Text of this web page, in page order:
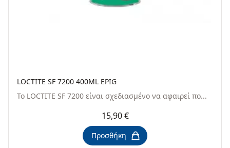
LOCTITE SF 7200 400ML EPIG
Το LOCTITE SF 7200 είναι σχεδιασμένο να αφαιρεί πο...
15,90 €
Προσθήκη